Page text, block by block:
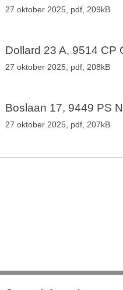
27 oktober 2025, pdf, 209kB
Dollard 23 A, 9514 CP
27 oktober 2025, pdf, 208kB
Boslaan 17, 9449 PS
27 oktober 2025, pdf, 207kB